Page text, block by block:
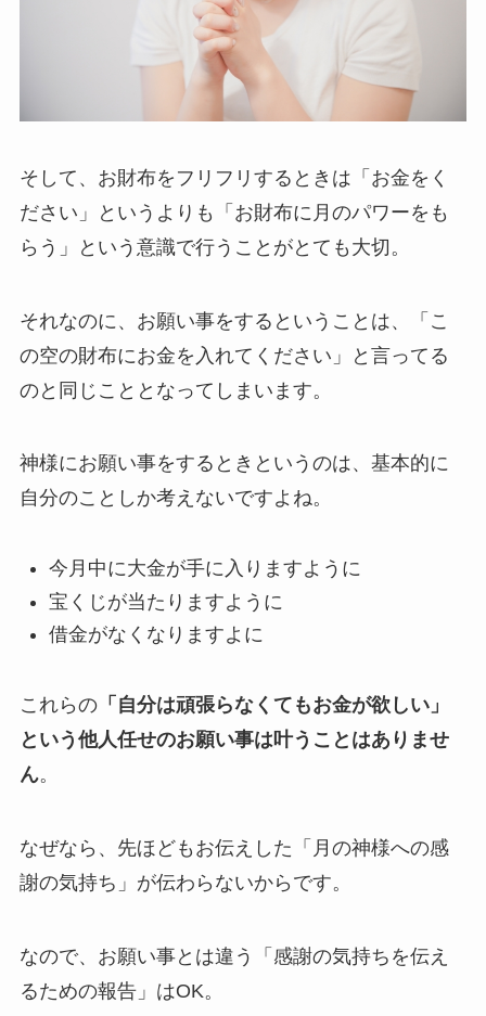
そして、お財布をフリフリするときは「お金をく
ださい」というよりも「お財布に月のパワーをも
らう」という意識で行うことがとても大切。
それなのに、お願い事をするということは、「こ
の空の財布にお金を入れてください」と言ってる
のと同じこととなってしまいます。
神様にお願い事をするときというのは、基本的に
自分のことしか考えないですよね。
今月中に大金が手に入りますように
宝くじが当たりますように
借金がなくなりますよに
これらの「自分は頑張らなくてもお金が欲しい」
という他人任せのお願い事は叶うことはありませ
ん。
なぜなら、先ほどもお伝えした「月の神様への感
謝の気持ち」が伝わらないからです。
なので、お願い事とは違う「感謝の気持ちを伝え
るための報告」はOK。